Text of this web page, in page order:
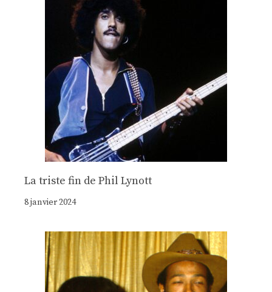
La triste fin de Phil Lynott
8 janvier 2024